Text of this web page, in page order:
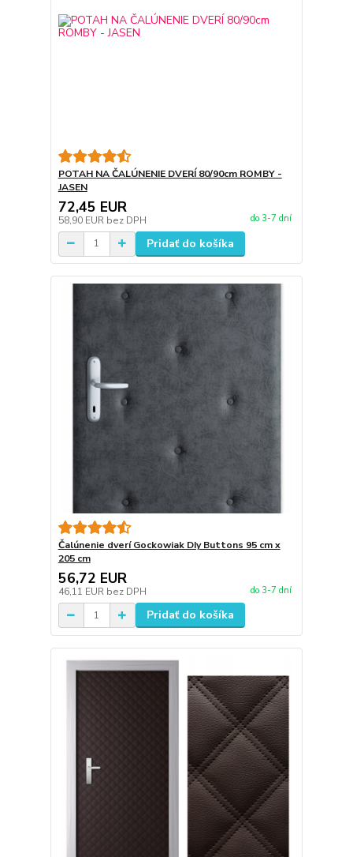
POTAH NA ČALÚNENIE DVERÍ 80/90cm ROMBY -
JASEN
72,45 EUR
58,90 EUR bez DPH do 3-7 dní
Pridať do košíka
Čalúnenie dverí Gockowiak DIy Buttons 95 cm x
205 cm
56,72 EUR
46,11 EUR bez DPH do 3-7 dní
Pridať do košíka